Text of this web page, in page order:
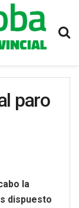
paro
la
dispuesto